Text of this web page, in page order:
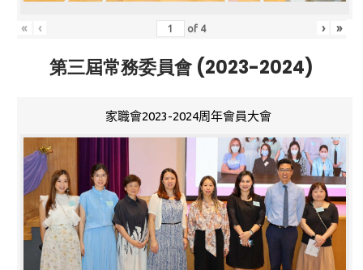
« ‹ of 4 › »
第三屆常務委員會 (2023-2024)
家職會2023-2024周年會員大會